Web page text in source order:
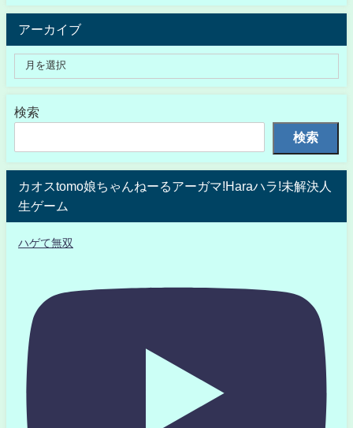
アーカイブ
検索
検索
カオスtomo娘ちゃんねーるアーガマ!Haraハラ!未解決人
生ゲーム
ハゲて無双